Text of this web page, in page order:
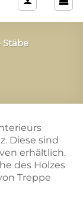
Stäbe
Diese sind
erhältlich.
des Holzes
Treppe